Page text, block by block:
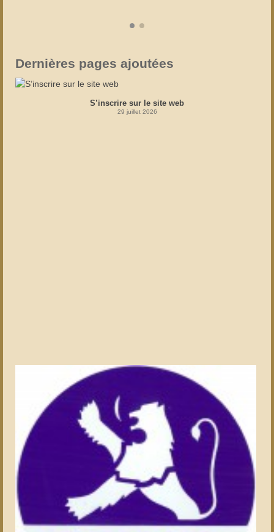
Dernières pages ajoutées
S’inscrire sur le site web
29 juillet 2026